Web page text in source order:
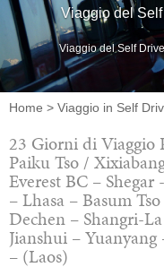
Viaggio del
Viaggio del Self
Home > Viaggio in Self
23 Giorni di Viaggio
Paiku Tso /
Everest BC –
– Lhasa – Basum
Dechen – Shangri-
Jianshui –
– (Laos)